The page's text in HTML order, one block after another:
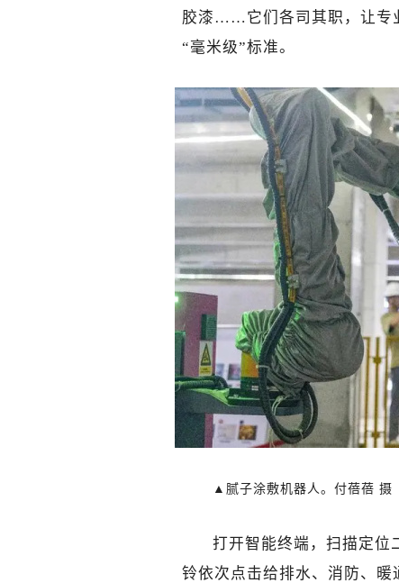
胶漆……它们各司其职，让专
“毫米级”标准。
▲腻子涂敷机器人。付蓓蓓 摄
打开智能终端，扫描定位
铃依次点击给排水、消防、